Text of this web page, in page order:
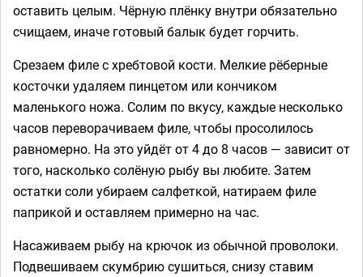
оставить целым. Чёрную плёнку внутри обязательно
счищаем, иначе готовый балык будет горчить.
Срезаем филе с хребтовой кости. Мелкие рёберные
косточки удаляем пинцетом или кончиком
маленького ножа. Солим по вкусу, каждые несколько
часов переворачиваем филе, чтобы просолилось
равномерно. На это уйдёт от 4 до 8 часов — зависит от
того, насколько солёную рыбу вы любите. Затем
остатки соли убираем салфеткой, натираем филе
паприкой и оставляем примерно на час.
Насаживаем рыбу на крючок из обычной проволоки.
Подвешиваем скумбрию сушиться, снизу ставим